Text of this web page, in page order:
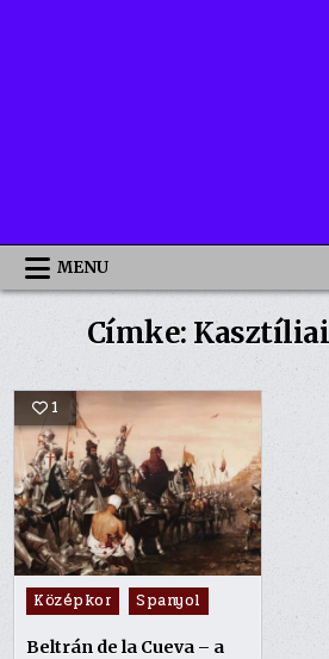
MENU
Címke:
1
Posted
in
Középkor Spanyol
Beltrán de la Cueva – a